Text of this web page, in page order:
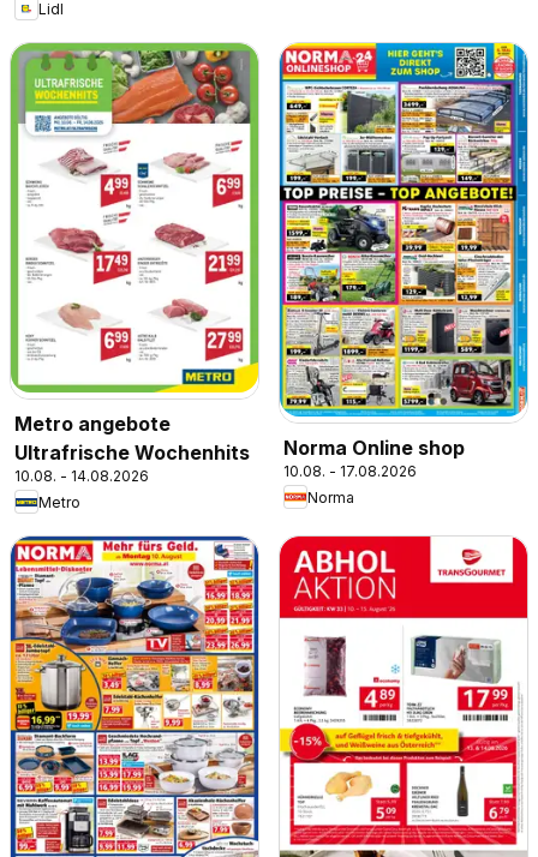
Lidl
Metro angebote
Ultrafrische Wochenhits
10.08. - 14.08.2026
Metro
Norma Online shop
10.08. - 17.08.2026
Norma